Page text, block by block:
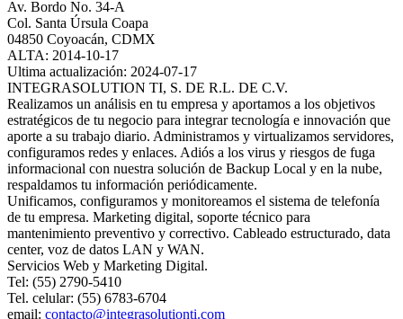
Av. Bordo No. 34-A
Col. Santa Úrsula Coapa
04850 Coyoacán, CDMX
ALTA: 2014-10-17
Ultima actualización: 2024-07-17
INTEGRASOLUTION TI, S. DE R.L. DE C.V.
Realizamos un análisis en tu empresa y aportamos a los objetivos
estratégicos de tu negocio para integrar tecnología e innovación que
aporte a su trabajo diario. Administramos y virtualizamos servidores,
configuramos redes y enlaces. Adiós a los virus y riesgos de fuga
informacional con nuestra solución de Backup Local y en la nube,
respaldamos tu información periódicamente.
Unificamos, configuramos y monitoreamos el sistema de telefonía
de tu empresa. Marketing digital, soporte técnico para
mantenimiento preventivo y correctivo. Cableado estructurado, data
center, voz de datos LAN y WAN.
Servicios Web y Marketing Digital.
Tel: (55) 2790-5410
Tel. celular: (55) 6783-6704
email: contacto@integrasolutionti.com